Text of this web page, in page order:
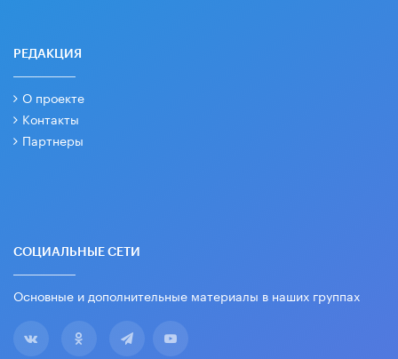
РЕДАКЦИЯ
О проекте
Контакты
Партнеры
СОЦИАЛЬНЫЕ СЕТИ
Основные и дополнительные материалы в наших группах